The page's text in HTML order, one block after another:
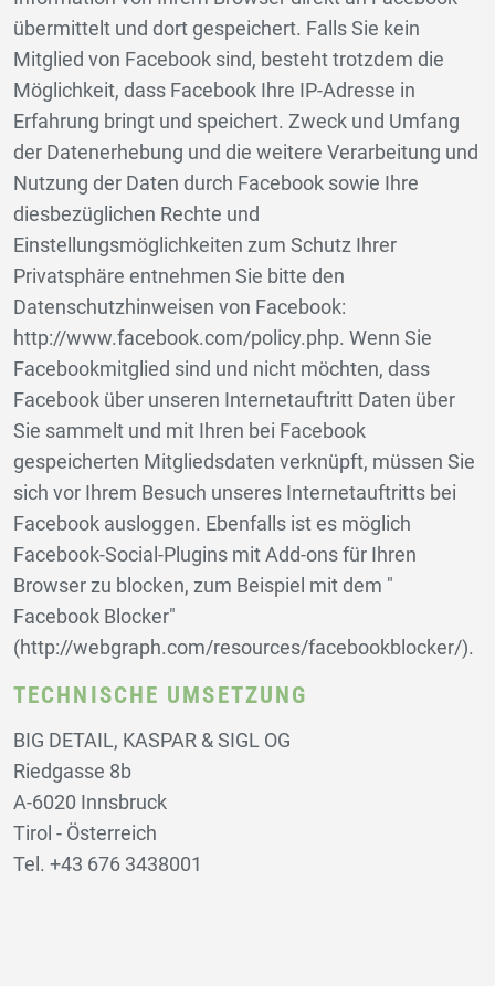
übermittelt und dort gespeichert. Falls Sie kein
Mitglied von Facebook sind, besteht trotzdem die
Möglichkeit, dass Facebook Ihre IP-Adresse in
Erfahrung bringt und speichert. Zweck und Umfang
der Datenerhebung und die weitere Verarbeitung und
Nutzung der Daten durch Facebook sowie Ihre
diesbezüglichen Rechte und
Einstellungsmöglichkeiten zum Schutz Ihrer
Privatsphäre entnehmen Sie bitte den
Datenschutzhinweisen von Facebook:
http://www.facebook.com/policy.php. Wenn Sie
Facebookmitglied sind und nicht möchten, dass
Facebook über unseren Internetauftritt Daten über
Sie sammelt und mit Ihren bei Facebook
gespeicherten Mitgliedsdaten verknüpft, müssen Sie
sich vor Ihrem Besuch unseres Internetauftritts bei
Facebook ausloggen. Ebenfalls ist es möglich
Facebook-Social-Plugins mit Add-ons für Ihren
Browser zu blocken, zum Beispiel mit dem "
Facebook Blocker"
(http://webgraph.com/resources/facebookblocker/).
TECHNISCHE UMSETZUNG
BIG DETAIL, KASPAR & SIGL OG
Riedgasse 8b
A-6020 Innsbruck
Tirol - Österreich
Tel. +43 676 3438001